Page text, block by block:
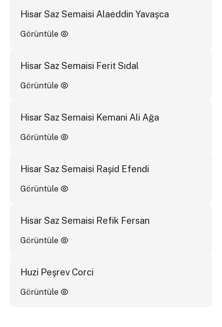
Hisar Saz Semaisi Alaeddin Yavaşca
Görüntüle
Hisar Saz Semaisi Ferit Sıdal
Görüntüle
Hisar Saz Semaisi Kemani Ali Ağa
Görüntüle
Hisar Saz Semaisi Raşid Efendi
Görüntüle
Hisar Saz Semaisi Refik Fersan
Görüntüle
Huzi Peşrev Corci
Görüntüle